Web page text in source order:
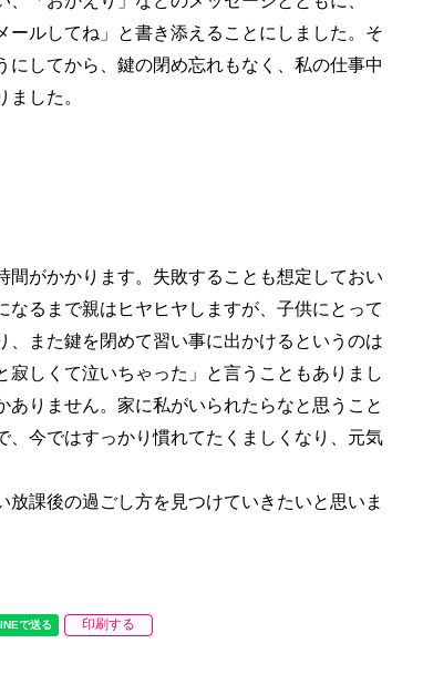
ールしてね」と書き添えることにしました。そ
してから、鍵の閉め忘れもなく、私の仕事中
した。
がかかります。失敗することも想定しておい
るまで親はヒヤヒヤしますが、子供にとって
、また鍵を閉めて習い事に出かけるというのは
しくて泣いちゃった」と言うこともありまし
りません。家に私がいられたらなと思うこと
、今ではすっかり慣れてたくましくなり、元気
課後の過ごし方を見つけていきたいと思いま
印刷する